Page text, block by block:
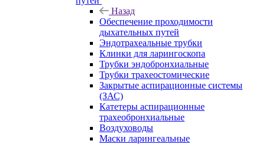
Назад
Обеспечение проходимости
дыхательных путей
Эндотрахеальные трубки
Клинки для ларингоскопа
Трубки эндобронхиальные
Трубки трахеостомические
Закрытые аспирационные системы
(ЗАС)
Катетеры аспирационные
трахеобронхиальные
Воздуховоды
Маски ларингеальные